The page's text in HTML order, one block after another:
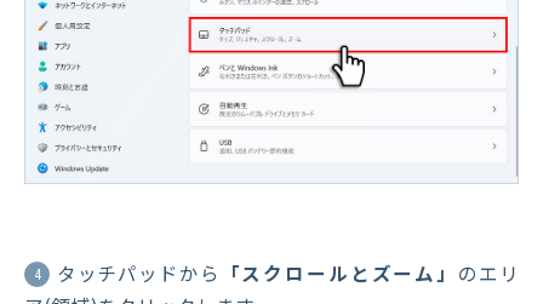
4 タッチパッドから 「スクロールとズーム」 のエリ